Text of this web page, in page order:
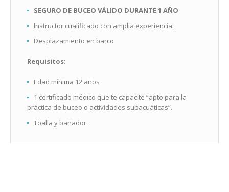
SEGURO DE BUCEO VÁLIDO DURANTE 1 AÑO
Instructor cualificado con amplia experiencia.
Desplazamiento en barco
Requisitos:
Edad mínima 12 años
1 certificado médico que te capacite “apto para la
práctica de buceo o actividades subacuáticas”.
Toalla y bañador